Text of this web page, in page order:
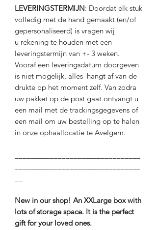
LEVERINGSTERMIJN: Doordat elk stuk
volledig met de hand gemaakt (en/of
gepersonaliseerd) is vragen wij
u rekening te houden met een
leveringstermijn van +- 3 weken.
Vooraf een leveringsdatum doorgeven
is niet mogelijk, alles hangt af van de
drukte op het moment zelf. Van zodra
uw pakket op de post gaat ontvangt u
een mail met de trackingsgegevens of
een mail om uw bestelling op te halen
in onze ophaallocatie te Avelgem.
New in our shop! An XXLarge box with
lots of storage space. It is the perfect
gift for your loved ones.